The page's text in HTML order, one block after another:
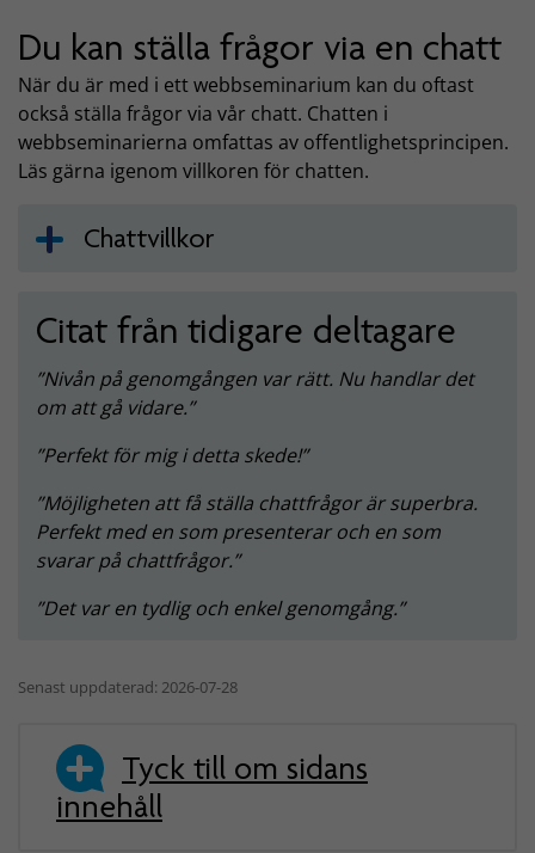
Du kan ställa frågor via en chatt
När du är med i ett webbseminarium kan du oftast
också ställa frågor via vår chatt. Chatten i
webbseminarierna omfattas av offentlighetsprincipen.
Läs gärna igenom villkoren för chatten.
Chattvillkor
Citat från tidigare deltagare
Nivån på genomgången var rätt. Nu handlar det
om att gå vidare.
Perfekt för mig i detta skede!
Möjligheten att få ställa chattfrågor är superbra.
Perfekt med en som presenterar och en som
svarar på chattfrågor.
Det var en tydlig och enkel genomgång.
Senast uppdaterad: 2026-07-28
Tyck till om sidans
innehåll